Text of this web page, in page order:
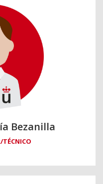
Bezanilla
TÉCNICO